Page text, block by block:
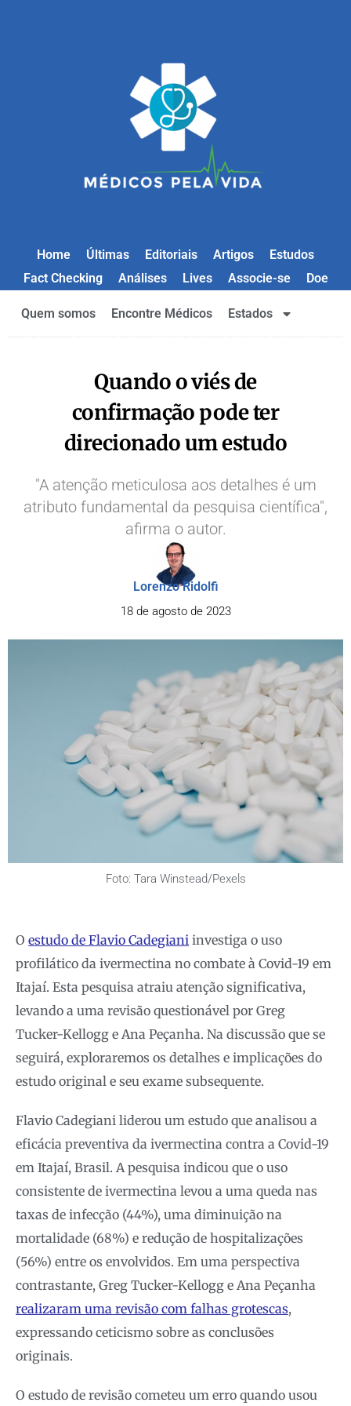
Home Últimas Editoriais Artigos
Estudos
Fact Checking
Análises Lives Associe-se Doe
Quem somos Encontre Médicos Estados
Quando o viés de
confirmação pode ter
direcionado um estudo
"A atenção meticulosa aos detalhes é um
atributo fundamental da pesquisa científica",
afirma o autor.
Lorenzo Ridolfi
18 de agosto de 2023
Foto: Tara Winstead/Pexels
O estudo de Flavio Cadegiani investiga o uso
profilático da ivermectina no combate à Covid-19 em
Itajaí. Esta pesquisa atraiu atenção significativa,
levando a uma revisão questionável por Greg
Tucker-Kellogg e Ana Peçanha. Na discussão que se
seguirá, exploraremos os detalhes e implicações do
estudo original e seu exame subsequente.
Flavio Cadegiani liderou um estudo que analisou a
eficácia preventiva da ivermectina contra a Covid-19
em Itajaí, Brasil. A pesquisa indicou que o uso
consistente de ivermectina levou a uma queda nas
taxas de infecção (44%), uma diminuição na
mortalidade (68%) e redução de hospitalizações
(56%) entre os envolvidos. Em uma perspectiva
contrastante, Greg Tucker-Kellogg e Ana Peçanha
realizaram uma revisão com falhas grotescas,
expressando ceticismo sobre as conclusões
originais.
O estudo de revisão cometeu um erro quando usou